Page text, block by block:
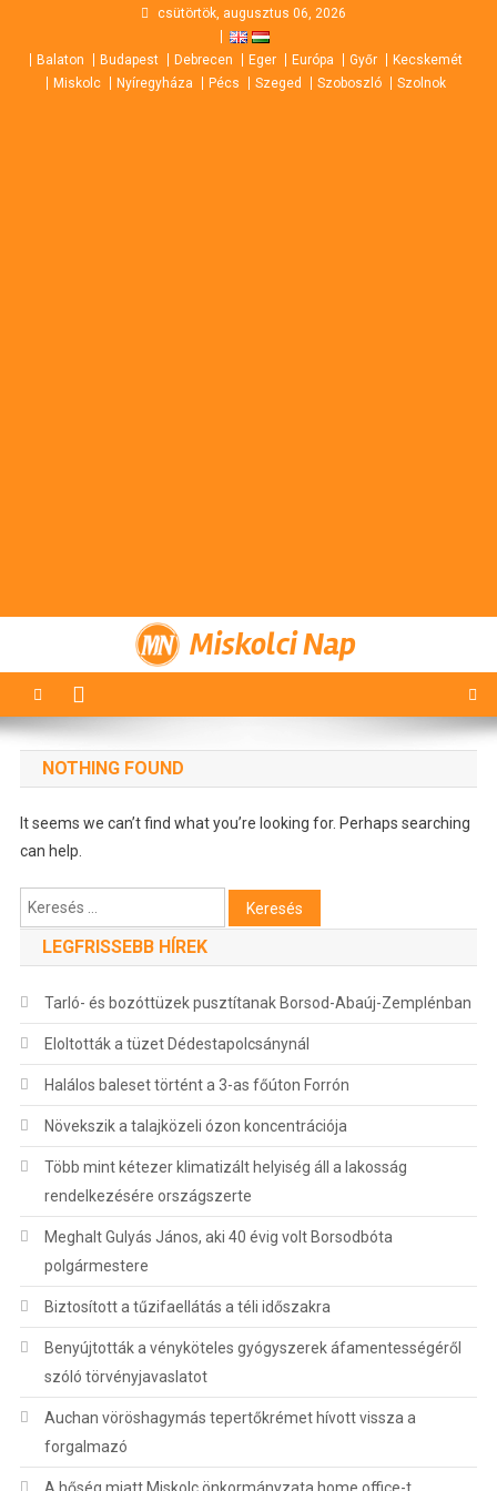
content
csütörtök, augusztus 06, 2026
Balaton Budapest Debrecen Eger Európa Győr
Kecskemét
Miskolc
Nyíregyháza Pécs Szeged Szoboszló Szolnok
Miskolci Nap
NOTHING FOUND
It seems we can’t find what you’re looking for. Perhaps searching
can help.
Keresés:
LEGFRISSEBB HÍREK
Tarló- és bozóttüzek pusztítanak Borsod-Abaúj-Zemplénban
Eloltották a tüzet Dédestapolcsánynál
Halálos baleset történt a 3-as főúton Forrón
Növekszik a talajközeli ózon koncentrációja
Több mint kétezer klimatizált helyiség áll a lakosság
rendelkezésére országszerte
Meghalt Gulyás János, aki 40 évig volt Borsodbóta
polgármestere
Biztosított a tűzifaellátás a téli időszakra
Benyújtották a vényköteles gyógyszerek áfamentességéről
szóló törvényjavaslatot
Auchan vöröshagymás tepertőkrémet hívott vissza a
forgalmazó